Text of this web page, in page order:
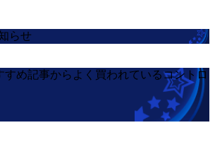
らせ
すめ記事からよく買われているコントロ